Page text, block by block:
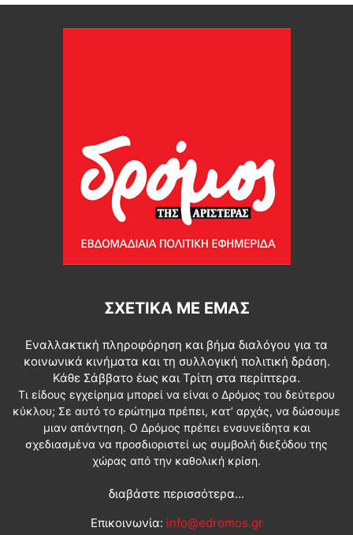
ΣΧΕΤΙΚΆ ΜΕ ΕΜΆΣ
Εναλλακτική πληροφόρηση και βήμα διαλόγου για τα
κοινωνικά κινήματα και τη συλλογική πολιτική δράση.
Κάθε Σάββατο έως και Τρίτη στα περίπτερα.
Τι είδους εγχείρημα μπορεί να είναι ο Δρόμος του δεύτερου
κύκλου; Σε αυτό το ερώτημα πρέπει, κατ’ αρχάς, να δώσουμε
μιαν απάντηση. Ο Δρόμος πρέπει ενσυνείδητα και
σχεδιασμένα να προσδιοριστεί ως συμβολή διεξόδου της
χώρας από την καθολική κρίση.
διαβάστε περισσότερα...
Επικοινωνία: info@edromos.gr